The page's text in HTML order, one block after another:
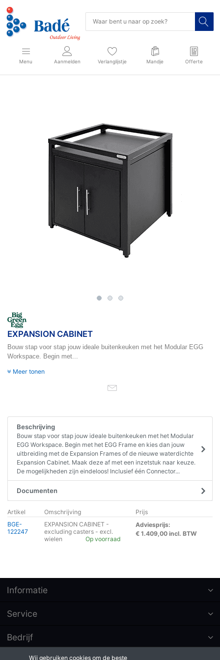
Menu Aanmelden Verlanglijstje Mandje Offerte
EXPANSION CABINET
Bouw stap voor stap jouw ideale buitenkeuken met het Modular EGG
Workspace. Begin met...
Meer tonen
Beschrijving
Bouw stap voor stap jouw ideale buitenkeuken met het Modular
EGG Workspace. Begin met het EGG Frame en kies dan jouw
uitbreiding met de Expansion Frames of de nieuwe waterdichte
Expansion Cabinet. Maak deze af met een inzetstuk naar keuze.
De mogelijkheden zijn eindeloos! Inclusief één Connector...
Documenten
Artikel Omschrijving
Prijs
BGE-
122247
EXPANSION CABINET -
excluding casters - excl.
wielen
Op voorraad
Adviesprijs:
€ 1.409,00 incl. BTW
Informatie
Service
Bedrijf
Wij gebruiken cookies om de beste